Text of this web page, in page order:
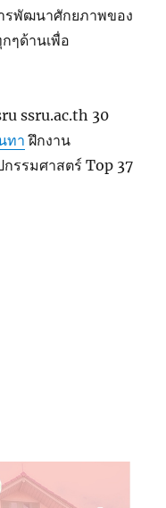
รพัฒนาศักยภาพของ
ๆด้านเพื่อ
ssru.ac.th 30
ทา ฝึกงาน
รรมศาสตร์ Top 37